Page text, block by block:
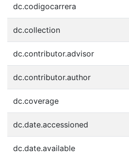
dc.codigocarrera
dc.collection
dc.contributor.advisor
dc.contributor.author
dc.coverage
dc.date.accessioned
dc.date.available